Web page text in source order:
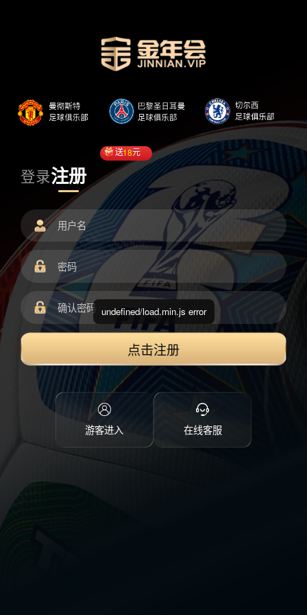
登录注册
送18元
点击注册
游客进入 在线客服
undefined/load.min.js error